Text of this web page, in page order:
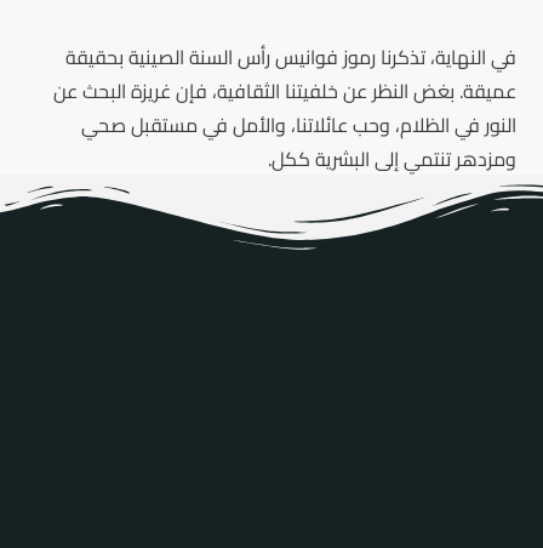
في النهاية، تذكرنا رموز فوانيس رأس السنة الصينية بحقيقة
عميقة. بغض النظر عن خلفيتنا الثقافية، فإن غريزة البحث عن
النور في الظلام، وحب عائلاتنا، والأمل في مستقبل صحي
ومزدهر تنتمي إلى البشرية ككل.